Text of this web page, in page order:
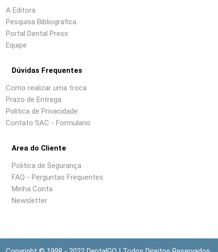
A Editora
Pesquisa Bibliografica
Portal Dental Press
Equipe
Dúvidas Frequentes
Como realizar uma troca
Prazo de Entrega
Política de Privacidade
Contato SAC - Formulario
Area do Cliente
Politica de Segurança
FAQ - Perguntas Frequentes
Minha Conta
Newsletter